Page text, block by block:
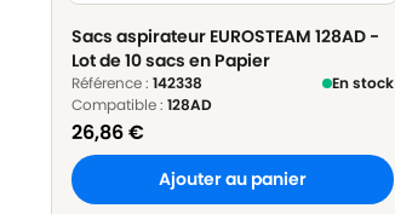
Sacs aspirateur EUROSTEAM 128AD -
Lot de 10 sacs en Papier
Référence : 142338
En stock
Compatible : 128AD
26,86€
Ajouter au panier